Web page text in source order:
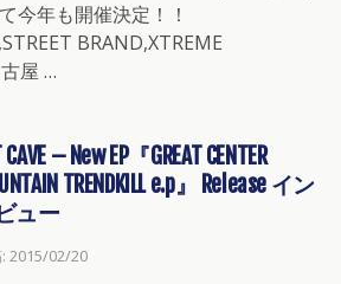
今年も開催決定！！
BRAND,XTREME
屋 …
CAVE – New EP『GREAT CENTER
TRENDKILL e.p』 Release イン
ュー
2015/02/20